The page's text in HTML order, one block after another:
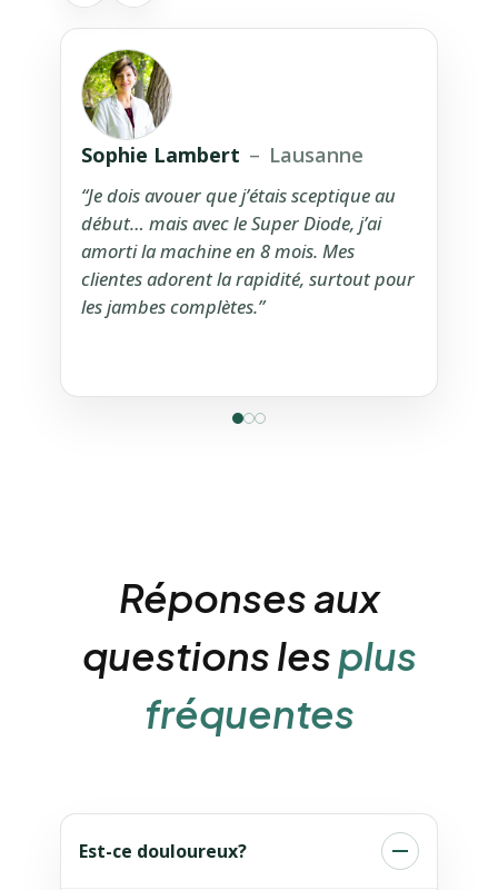
Sophie Lambert – Lausanne
“Je dois avouer que j’étais sceptique au
début… mais avec le Super Diode, j’ai
amorti la machine en 8 mois. Mes
clientes adorent la rapidité, surtout pour
les jambes complètes.”
Réponses aux
questions lesplus
fréquentes
Est-ce douloureux?